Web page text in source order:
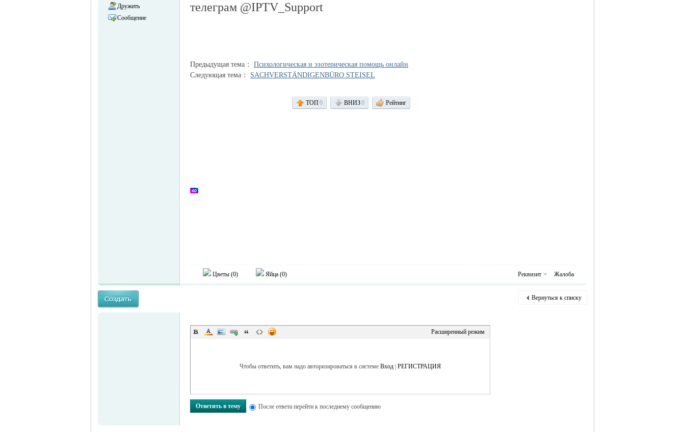
Дружить
Сообщение
телеграм @IPTV_Support
Предыдущая тема： Психологическая и эзотерическая помощь онлайн
Следующая тема： SACHVERSTÄNDIGENBÜRO STEISEL
ТОП0 ВНИЗ0 Рейтинг
Цветы (0) Яйца (0) Реквизит Жалоба
Вернуться к списку
Расширенный режим
Чтобы ответить, вам надо авторизироваться в системе Вход РЕГИСТРАЦИЯ
Ответить в тему После ответа перейти к последнему сообщению